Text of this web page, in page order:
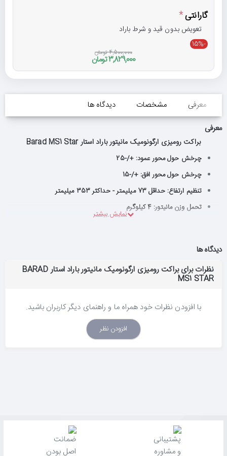
گارانتی
تعویض بدون قید و شرط باراد
-15%
3,829,000 تومان
4,500,000 تومان
معرفی مشخصات
دیدگاه ها
معرفی
براکت رومیزی ارگونومیک مانیتور باراد استار Barad MS1 Star
چرخش حول محور عمود: +/-25
چرخش حول محور افق: +/-15
تنظیم ارتفاع: حداقل 73 میلیمتر - حداکثر 353 میلیمتر
تحمل وزن مانیتور: 4 کیلوگرم
دیدگاه ها
نظرات برای براکت رومیزی ارگونومیک مانیتور باراد استار BARAD
MS1 STAR
با افزودن نظرات خود همراه ما و راهنمای دیگر کاربران باشید.
افزودن نظر